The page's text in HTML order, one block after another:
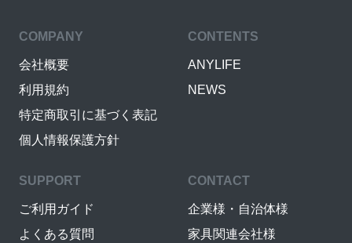
COMPANY
会社概要
利用規約
特定商取引に基づく表記
個人情報保護方針
CONTENTS
ANYLIFE
NEWS
SUPPORT
ご利用ガイド
よくある質問
CONTACT
企業様・自治体様
家具関連会社様